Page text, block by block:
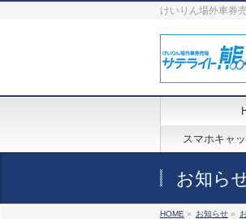
けいりん場外車券
スマホキャ
お知ら
HOME » お知らせ »